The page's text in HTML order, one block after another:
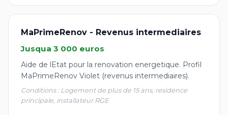
MaPrimeRenov - Revenus intermediaires
Jusqua 3 000 euros
Aide de lEtat pour la renovation energetique. Profil
MaPrimeRenov Violet (revenus intermediaires).
Conditions : Logement de plus de 15 ans, residence
principale, installateur RGE